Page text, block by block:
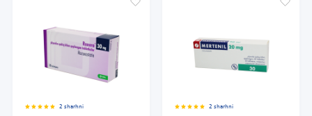
2 sharhni 2 sharhni